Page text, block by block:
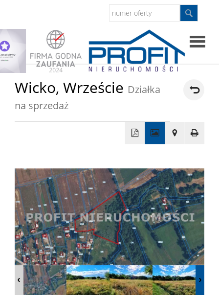
Domy
Dzialki
Lokale
Hale
Wicko, Wrzeście Działka
na sprzedaż
−